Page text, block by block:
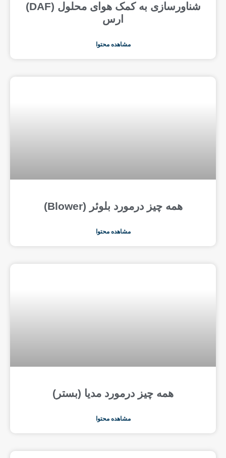
شناورسازی به کمک هوای محلول (DAF)
ارس
مشاهده محتوا
همه چیز درمورد بلوئر (Blower)
مشاهده محتوا
همه چیز درمورد مدیا (بستر)
مشاهده محتوا